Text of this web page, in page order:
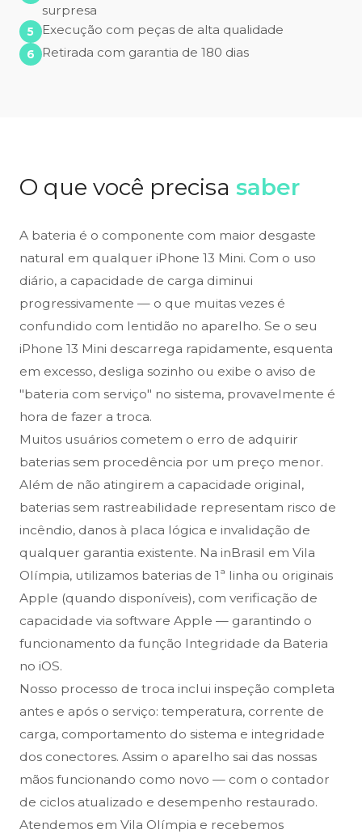
surpresa
Execução com peças de alta qualidade
Retirada com garantia de 180 dias
O que você precisa saber
A bateria é o componente com maior desgaste
natural em qualquer iPhone 13 Mini. Com o uso
diário, a capacidade de carga diminui
progressivamente — o que muitas vezes é
confundido com lentidão no aparelho. Se o seu
iPhone 13 Mini descarrega rapidamente, esquenta
em excesso, desliga sozinho ou exibe o aviso de
"bateria com serviço" no sistema, provavelmente é
hora de fazer a troca.
Muitos usuários cometem o erro de adquirir
baterias sem procedência por um preço menor.
Além de não atingirem a capacidade original,
baterias sem rastreabilidade representam risco de
incêndio, danos à placa lógica e invalidação de
qualquer garantia existente. Na inBrasil em Vila
Olímpia, utilizamos baterias de 1ª linha ou originais
Apple (quando disponíveis), com verificação de
capacidade via software Apple — garantindo o
funcionamento da função Integridade da Bateria
no iOS.
Nosso processo de troca inclui inspeção completa
antes e após o serviço: temperatura, corrente de
carga, comportamento do sistema e integridade
dos conectores. Assim o aparelho sai das nossas
mãos funcionando como novo — com o contador
de ciclos atualizado e desempenho restaurado.
Atendemos em Vila Olímpia e recebemos